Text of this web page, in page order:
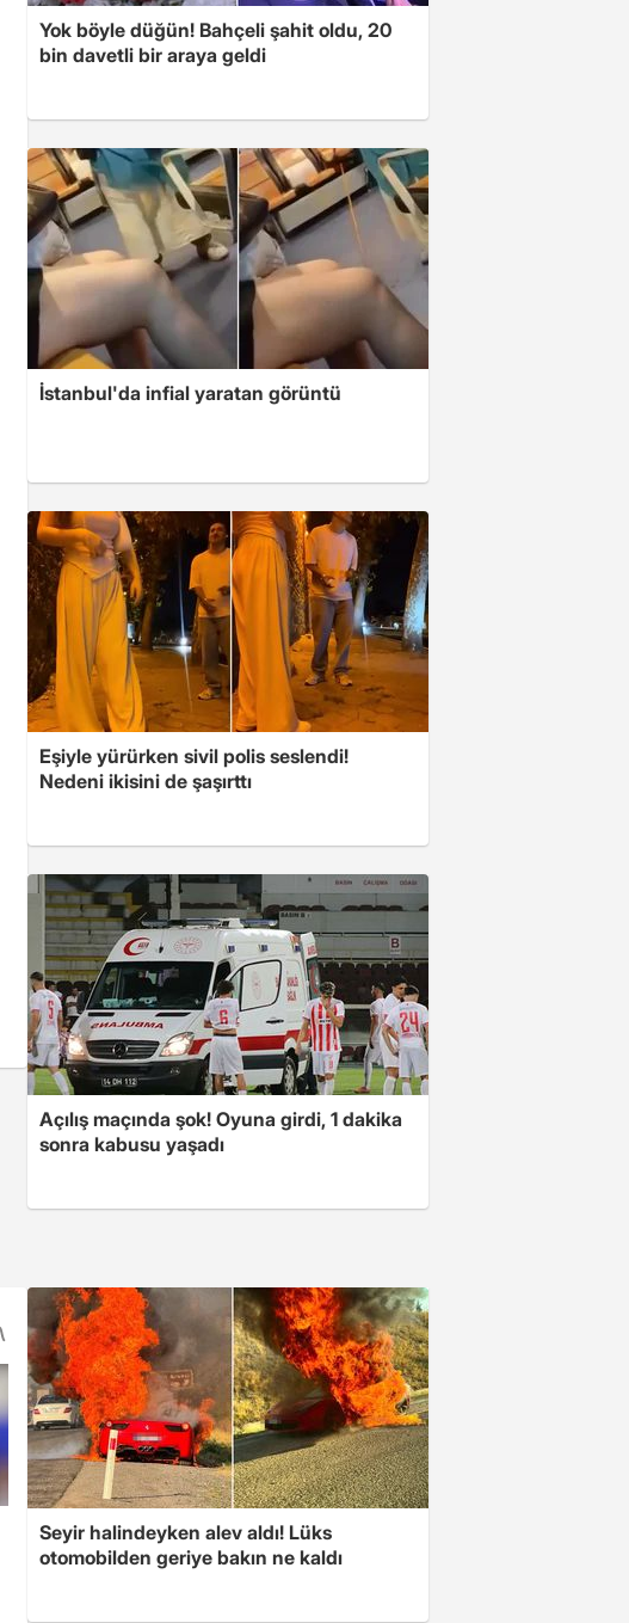
Yok böyle düğün! Bahçeli şahit oldu, 20
bin davetli bir araya geldi
İstanbul'da infial yaratan görüntü
Eşiyle yürürken sivil polis seslendi!
Nedeni ikisini de şaşırttı
Açılış maçında şok! Oyuna girdi, 1 dakika
sonra kabusu yaşadı
Seyir halindeyken alev aldı! Lüks
otomobilden geriye bakın ne kaldı